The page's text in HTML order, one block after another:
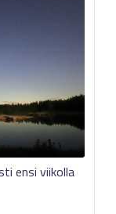
ensi viikolla